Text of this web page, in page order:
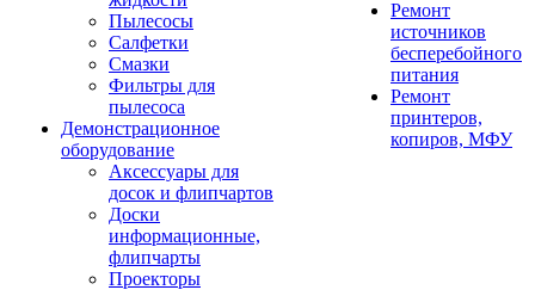
Пылесосы
Салфетки
Смазки
Фильтры для
пылесоса
Демонстрационное
оборудование
Аксессуары для
досок и флипчартов
Доски
информационные,
флипчарты
Проекторы
Ремонт
источников
бесперебойного
питания
Ремонт
принтеров,
копиров, МФУ